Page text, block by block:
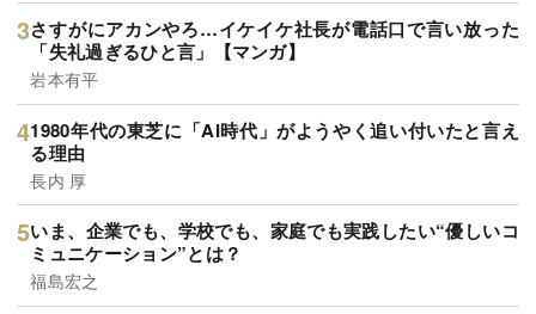
さすがにアカンやろ…イケイケ社長が電話口で言い放った
「失礼過ぎるひと言」【マンガ】
岩本有平
1980年代の東芝に「AI時代」がようやく追い付いたと言え
る理由
長内 厚
いま、企業でも、学校でも、家庭でも実践したい“優しいコ
ミュニケーション”とは？
福島宏之